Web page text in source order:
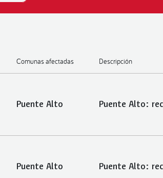
Comunas afectadas Descripción
Puente Alto
Puente Alto